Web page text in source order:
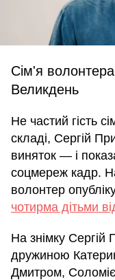
Сім'я
Великдень
Не частий гість
складі, Сергій
виняток — і
соцмереж кадр.
волонтер
чотирма дітьми
На знімку Сергій
дружиною
Дмитром,